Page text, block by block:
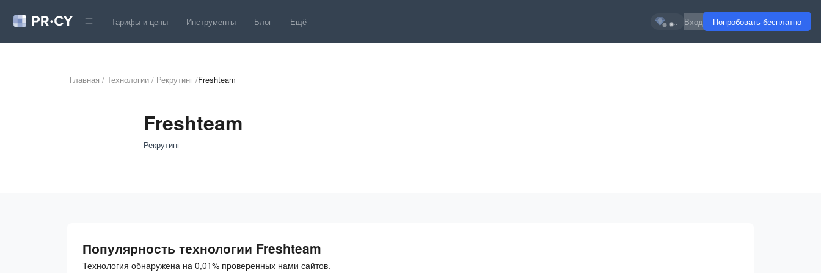
Тарифы и цены Инструменты Блог Ещё ... Вход Попробовать бесплатно
Главная / Технологии / Рекрутинг /Freshteam
Freshteam
Рекрутинг
Популярность технологии Freshteam
Технология обнаружена на 0,01% проверенных нами сайтов.